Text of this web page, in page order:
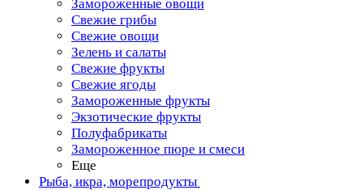
Замороженные овощи
Свежие грибы
Свежие овощи
Зелень и салаты
Свежие фрукты
Свежие ягоды
Замороженные фрукты
Экзотические фрукты
Полуфабрикаты
Замороженное пюре и смеси
Еще
Рыба, икра, морепродукты